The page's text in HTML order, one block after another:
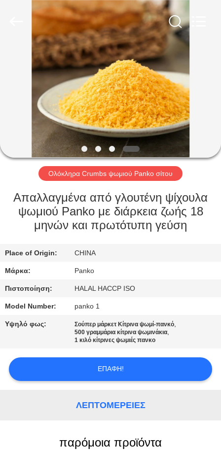
ΑΡΧΙΚΉ
ΣΕΛΊΔΑ
ΠΡΟΪΌΝΤΑ
ΣΧΕΤΙΚΆ
ΜΕ
ΕΜΆΣ
ΕΠΙΣΚΈΨΕΙΣ
ΣΤΟ
ΕΡΓΟΣΤΆΣΙΟ
ΈΛΕΓΧΟΣ
ΠΟΙΌΤΗΤΑΣ
ΕΠΙΚΟΙΝΩΝΉΣΤΕ
ΜΑΖΊ
ΕΙΔΉΣΕΙΣ
ΥΠΟΘΈΣΕΙΣ
Ολόκληρα Crumbs ψωμιού Panko σίτου
Απαλλαγμένα από γλουτένη ψίχουλα
ψωμιού Panko με διάρκεια ζωής 18
μηνών και πρωτότυπη γεύση
Place of Origin: CHINA
Μάρκα: Panko
Πιστοποίηση: HALAL HACCP ISO
Model Number: panko 1
Υψηλό φως: Σούπερ μάρκετ Κίτρινα ψωμί-πανκό,
500 γραμμάρια κίτρινα ψωμινάκια,
1 κιλό κίτρινες ψωμιές πανκο
ΕΠΑΦΉ!
ΛΕΠΤΟΜΈΡΕΙΕΣ
παρόμοια προϊόντα